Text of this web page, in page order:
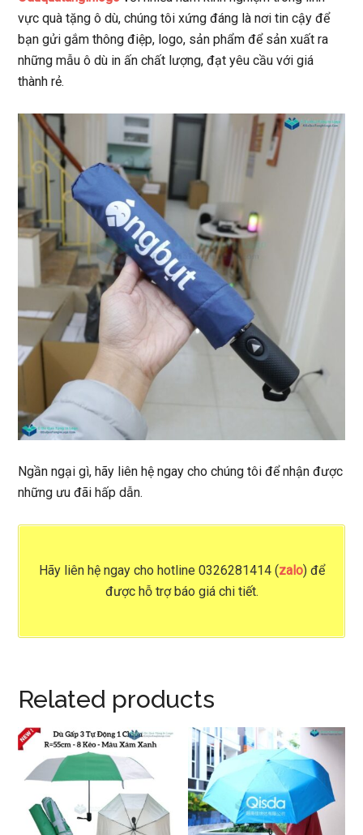
vực quà tặng ô dù, chúng tôi xứng đáng là nơi tin cậy để
bạn gửi gắm thông điệp, logo, sản phẩm để sản xuất ra
những mẫu ô dù in ấn chất lượng, đạt yêu cầu với giá
thành rẻ.
Ngần ngại gì, hãy liên hệ ngay cho chúng tôi để nhận được
những ưu đãi hấp dẫn.
Hãy liên hệ ngay cho hotline 0326281414 (zalo)để
được hỗ trợ báo giá chi tiết.
Related products